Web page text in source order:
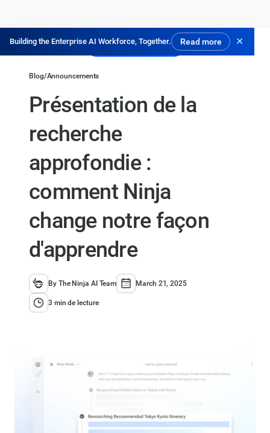
Building the Enterprise AI Workforce, Together. Read more ✕
Essayer gratuitement
Blog/Announcements
Présentation de la
recherche
approfondie :
comment Ninja
change notre façon
d'apprendre
By The Ninja AI Team March 21, 2025
3 min de lecture